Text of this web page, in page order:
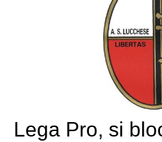
Lega Pro, si